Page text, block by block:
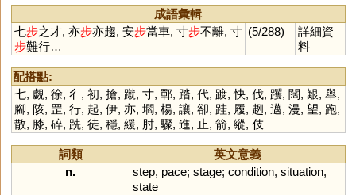
成語彙輯
七步之才, 亦步亦趨, 安步當車, 寸步不離, 寸
步難行…
(5/288)
詳細資
料
配搭點:
七, 覷, 徐, 彳 , 初, 搶, 蹴, 寸, 鄲, 踏, 代, 踱,快, 伐, 躩, 闊, 艱, 舉,
腳, 陔, 罡, 行, 起, 伊, 亦, 壛, 楊, 讓, 卻, 跬, 履, 趔, 邁, 漫, 望, 跑,
散, 膝, 碎, 跣, 徒, 穩, 緩, 肘, 驟, 進, 止, 箭, 縱, 伎
詞類
英文意義
n.
step, pace; stage; condition, situation,
state